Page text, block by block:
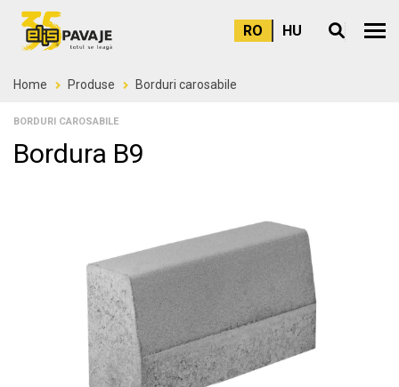
RO HU Meniu
Home Produse Borduri carosabile
BORDURI CAROSABILE
Bordura B9